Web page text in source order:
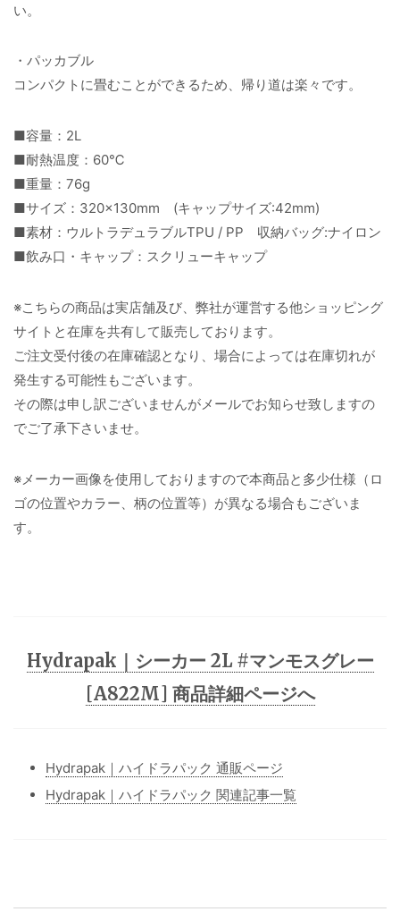
い。
・パッカブル
コンパクトに畳むことができるため、帰り道は楽々です。
■容量：2L
■耐熱温度：60℃
■重量：76g
■サイズ：320×130mm (キャップサイズ:42mm)
■素材：ウルトラデュラブルTPU / PP 収納バッグ:ナイロン
■飲み口・キャップ：スクリューキャップ
※こちらの商品は実店舗及び、弊社が運営する他ショッピング
サイトと在庫を共有して販売しております。
ご注文受付後の在庫確認となり、場合によっては在庫切れが
発生する可能性もございます。
その際は申し訳ございませんがメールでお知らせ致しますの
でご了承下さいませ。
※メーカー画像を使用しておりますので本商品と多少仕様（ロ
ゴの位置やカラー、柄の位置等）が異なる場合もございま
す。
Hydrapak｜シーカー 2L #マンモスグレー
[A822M] 商品詳細ページへ
Hydrapak｜ハイドラパック 通販ページ
Hydrapak｜ハイドラパック 関連記事一覧